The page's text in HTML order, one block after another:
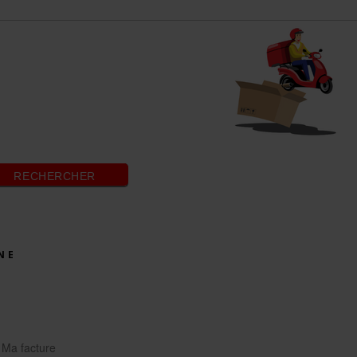
RECHERCHER
Ma facture